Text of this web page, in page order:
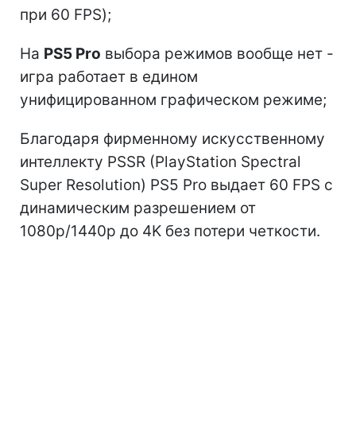
при 60 FPS);
На PS5 Pro выбора режимов вообще нет -
игра работает в едином
унифицированном графическом режиме;
Благодаря фирменному искусственному
интеллекту PSSR (PlayStation Spectral
Super Resolution) PS5 Pro выдает 60 FPS с
динамическим разрешением от
1080p/1440p до 4K без потери четкости.